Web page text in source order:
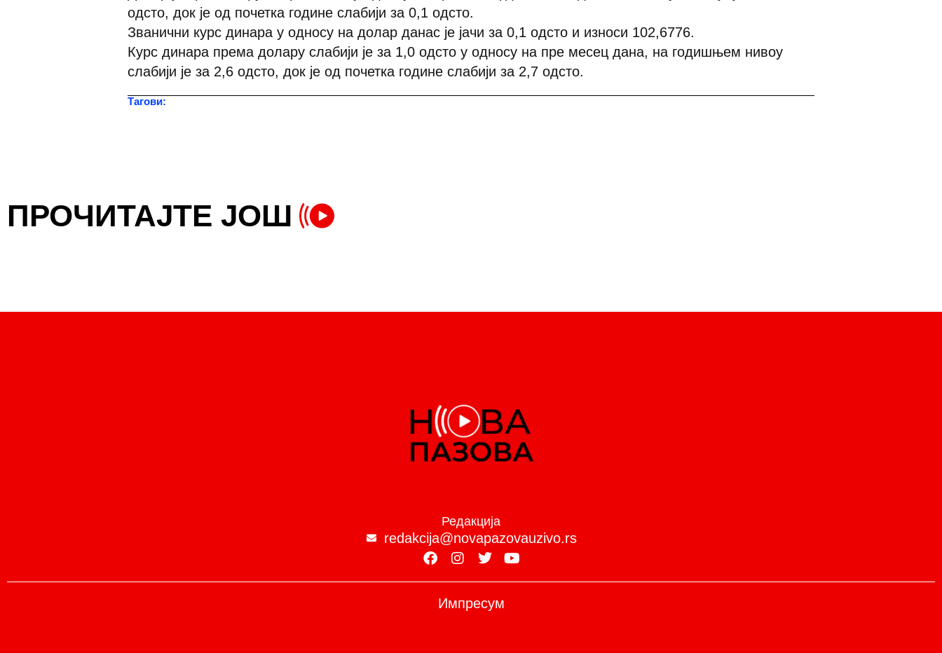
одсто, док је од почетка године слабији за 0,1 одсто.
Званични курс динара у односу на долар данас је јачи за 0,1 одсто и износи 102,6776.
Курс динара према долару слабији је за 1,0 одсто у односу на пре месец дана, на годишњем нивоу
слабији је за 2,6 одсто, док је од почетка године слабији за 2,7 одсто.
Тагови:
ПРОЧИТАЈТЕ ЈОШ
Редакција
redakcija@novapazovauzivo.rs
Импресум